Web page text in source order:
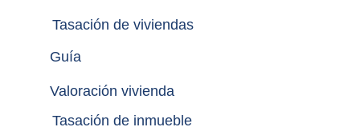
Tasación de viviendas
Guía
Valoración vivienda
Tasación de inmueble